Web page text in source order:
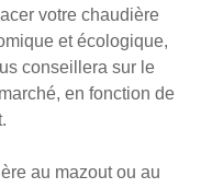
votre chaudière
et écologique,
conseillera sur le
en fonction de
au mazout ou au